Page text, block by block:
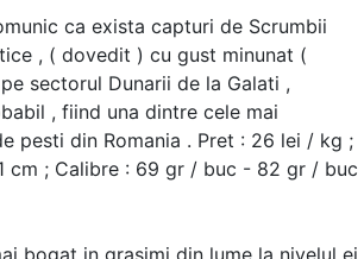
ca exista capturi de Scrumbii
, ( dovedit ) cu gust minunat (
sectorul Dunarii de la Galati ,
, fiind una dintre cele mai
pesti din Romania . Pret : 26 lei / kg ;
cm ; Calibre : 69 gr / buc - 82 gr / buc
bogat in grasimi din lume la nivelul ei